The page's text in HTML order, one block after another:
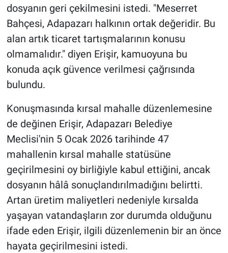
dosyanın geri çekilmesini istedi. "Meserret
Bahçesi, Adapazarı halkının ortak değeridir. Bu
alan artık ticaret tartışmalarının konusu
olmamalıdır." diyen Erişir, kamuoyuna bu
konuda açık güvence verilmesi çağrısında
bulundu.
Konuşmasında kırsal mahalle düzenlemesine
de değinen Erişir, Adapazarı Belediye
Meclisi'nin 5 Ocak 2026 tarihinde 47
mahallenin kırsal mahalle statüsüne
geçirilmesini oy birliğiyle kabul ettiğini, ancak
dosyanın hâlâ sonuçlandırılmadığını belirtti.
Artan üretim maliyetleri nedeniyle kırsalda
yaşayan vatandaşların zor durumda olduğunu
ifade eden Erişir, ilgili düzenlemenin bir an önce
hayata geçirilmesini istedi.